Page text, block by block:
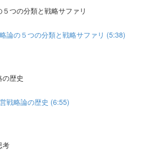
つの分類と戦略サファリ
論の５つの分類と戦略サファリ (5:38)
歴史
戦略論の歴史 (6:55)
考